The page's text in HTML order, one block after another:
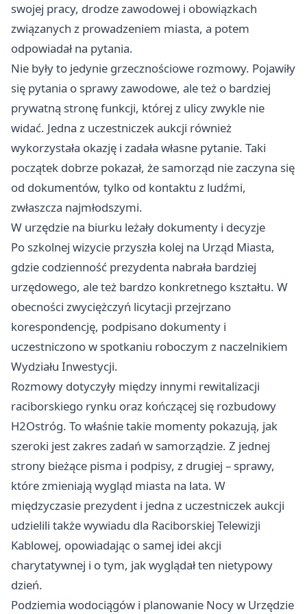
swojej pracy, drodze zawodowej i obowiązkach
związanych z prowadzeniem miasta, a potem
odpowiadał na pytania.
Nie były to jedynie grzecznościowe rozmowy. Pojawiły
się pytania o sprawy zawodowe, ale też o bardziej
prywatną stronę funkcji, której z ulicy zwykle nie
widać. Jedna z uczestniczek aukcji również
wykorzystała okazję i zadała własne pytanie. Taki
początek dobrze pokazał, że samorząd nie zaczyna się
od dokumentów, tylko od kontaktu z ludźmi,
zwłaszcza najmłodszymi.
W urzędzie na biurku leżały dokumenty i decyzje
Po szkolnej wizycie przyszła kolej na Urząd Miasta,
gdzie codzienność prezydenta nabrała bardziej
urzędowego, ale też bardzo konkretnego kształtu. W
obecności zwyciężczyń licytacji przejrzano
korespondencję, podpisano dokumenty i
uczestniczono w spotkaniu roboczym z naczelnikiem
Wydziału Inwestycji.
Rozmowy dotyczyły między innymi rewitalizacji
raciborskiego rynku oraz kończącej się rozbudowy
H2Ostróg. To właśnie takie momenty pokazują, jak
szeroki jest zakres zadań w samorządzie. Z jednej
strony bieżące pisma i podpisy, z drugiej – sprawy,
które zmieniają wygląd miasta na lata. W
międzyczasie prezydent i jedna z uczestniczek aukcji
udzielili także wywiadu dla Raciborskiej Telewizji
Kablowej, opowiadając o samej idei akcji
charytatywnej i o tym, jak wyglądał ten nietypowy
dzień.
Podziemia wodociągów i planowanie Nocy w Urzędzie